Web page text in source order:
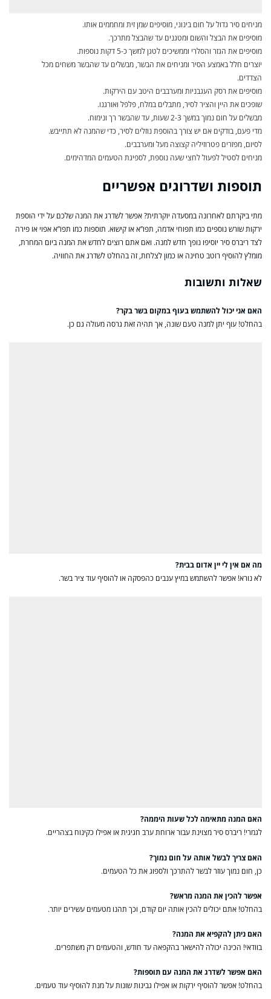
מניחים סיר גדול על חום בינוני, מוסיפים שמן זית ומחממים אותו.
מוסיפים את הבצל והשום ומטגנים עד שהבצל מתרכך.
מוסיפים את הגזר והסלרי וממשיכים לטגן למשך כ-5 דקות נוספות.
יוצרים חלל באמצע הסיר ומניחים את הבשר, מבשלים עד שהבשר משחים מכל
הצדדים.
מוסיפים את רסק העגבניות ומערבבים היטב עם הירקות.
שופכים את היין והציר לסיר, מתבלים במלח, פלפל ואורגנו.
מבשלים על חום נמוך במשך 2-3 שעות, עד שהבשר רך ונימוח.
מדי פעם, בודקים אם יש צורך בהוספת נוזלים לסיר, כדי שהמנה לא תתייבש.
לסיום, מפזרים פטרוזיליה קצוצה מעל ומערבבים.
מניחים לסטיל לפעול לחצי שעה נוספת, לספיגת הטעמים המדהימים.
תוספות ושדרוגים אפשריים
מתי ביקרתם לאחרונה במסעדה יוקרתית? אפשר לשדרג את המנה שלכם על ידי הוספת
ירקות שורש נוספים כמו תפוחי אדמה, תפו”א או קישוא. תוספות כמו תפו”א אפוי או פירה
לצד ריברס סיר יוסיפו נופך חדש למנה. ואם אתם רוצים לחדש את המנה ביום המחרת,
מומלץ להוסיף רוטב טחינה או כמון לצלחת, זה בהחלט לשדרג את החוויה.
שאלות ותשובות
האם אני יכול להשתמש בעוף במקום בשר בקר?
בהחלט! עוף יתן למנה טעם שונה, אך תהיה זאת גרסה מעולה גם כן.
מה אם אין לי יין אדום בבית?
לא נורא! אפשר להשתמש במיץ ענבים כהפסקה או להוסיף עוד ציר בשר.
האם המנה מתאימה לכל שעות היממה?
לגמרי! ריברס סיר מצוינת עבור ארוחת ערב חגיגית או אפילו כקינוח בצהריים.
האם צריך לבשל אותה על חום נמוך?
כן, חום נמוך עוזר לבשר להתרכך ולספוג את כל הטעמים.
אפשר להכין את המנה מראש?
בהחלט! אתם יכולים להכין אותה יום קודם, וכך תהנו מטעמים עשירים יותר.
האם ניתן להקפיא את המנה?
בוודאי! הכינה יכולה להישאר בהקפאה עד חודש, והטעמים רק משתפרים.
האם אפשר לשדרג את המנה עם תוספות?
בהחלט! אפשר להוסיף ירקות או אפילו גבינות שונות על מנת להוסיף עוד טעמים.